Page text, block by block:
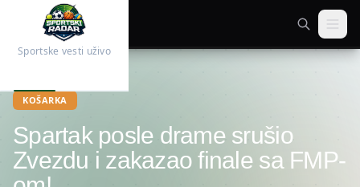
Sportske vesti uživo
KOŠARKA
Spartak posle drame srušio
Zvezdu i zakazao finale sa FMP-